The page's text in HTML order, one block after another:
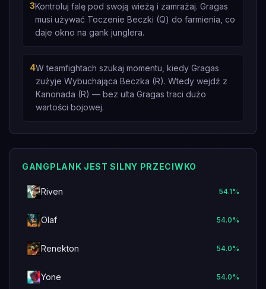
3Kontroluj falę pod swoją wieżą i zamrażaj. Gragas
musi używać Toczenie Beczki (Q) do farmienia, co
daje okno na gank junglera.
4W teamfightach szukaj momentu, kiedy Gragas
zużyje Wybuchająca Beczka (R). Wtedy wejdź z
Kanonada (R) — bez ulta Gragas traci dużo
wartości bojowej.
GANGPLANK JEST SILNY PRZECIWKO
Riven 54.1%
Olaf 54.0%
Renekton 54.0%
Yone 54.0%